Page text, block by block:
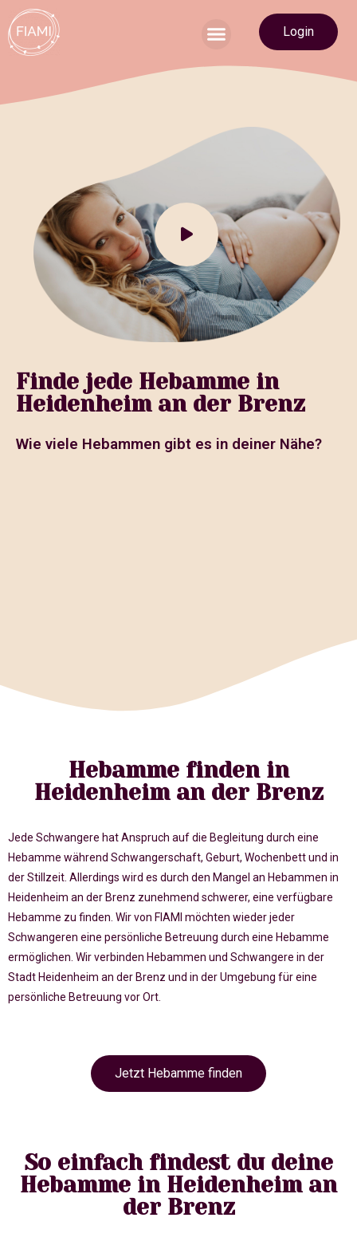
Login
Finde jede Hebamme in
Heidenheim an der Brenz
Wie viele Hebammen gibt es in deiner Nähe?
Hebamme finden in
Heidenheim an der Brenz
Jede Schwangere hat Anspruch auf die Begleitung durch eine
Hebamme während Schwangerschaft, Geburt, Wochenbett und in
der Stillzeit. Allerdings wird es durch den Mangel an Hebammen in
Heidenheim an der Brenz zunehmend schwerer, eine verfügbare
Hebamme zu finden. Wir von FIAMI möchten wieder jeder
Schwangeren eine persönliche Betreuung durch eine Hebamme
ermöglichen. Wir verbinden Hebammen und Schwangere in der
Stadt Heidenheim an der Brenz und in der Umgebung für eine
persönliche Betreuung vor Ort.
Jetzt Hebamme finden
So einfach findest du deine
Hebamme in Heidenheim an
der Brenz